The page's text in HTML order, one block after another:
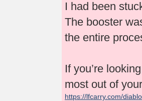
I had been
The booster
the entire
If you’re
most out of
https://lfcarry.com/